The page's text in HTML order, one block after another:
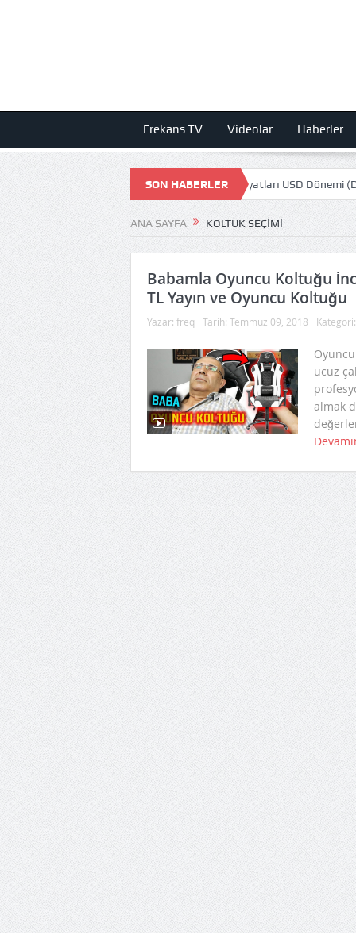
Frekans TV Videolar Haberler
SON HABERLER
ZAMLA 1000 TL Olmuş! STEAM Oyun fiyatları USD Dönemi (Dolar)
ANA SAYFA KOLTUK SEÇIMI
Babamla Oyuncu Koltuğu
TL Yayın ve Oyuncu Koltuğu
Yazar: freq Tarih: Temmuz 09, 2018
ucuz
almak